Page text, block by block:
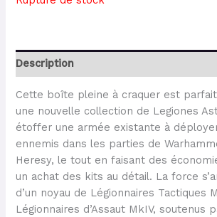
Description
Cette boîte pleine à craquer est
une nouvelle collection de Legiones
étoffer une armée existante à
ennemis dans les parties de
Heresy, le tout en faisant des
un achat des kits au détail. La force
d’un noyau de Légionnaires Tactiques
Légionnaires d’Assaut MkIV, soutenus